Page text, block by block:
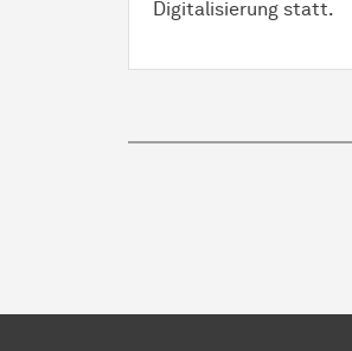
Digitalisierung statt.